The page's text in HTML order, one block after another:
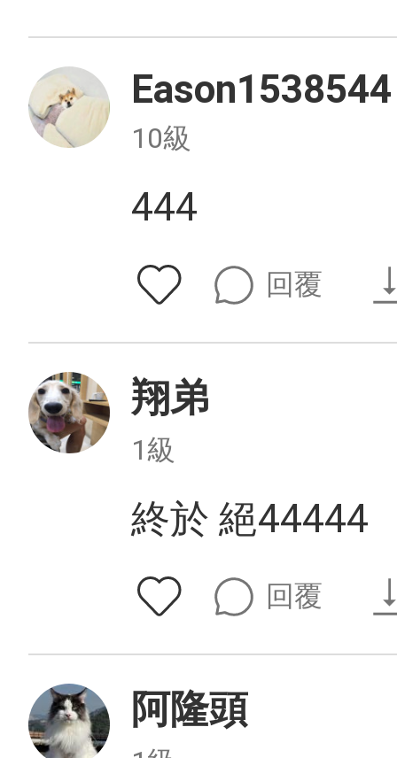
Eason1538544
10級
444
回覆
翔弟
1級
終於 絕44444
回覆
阿隆頭